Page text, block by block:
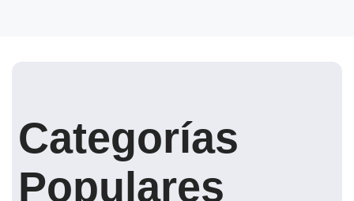
Categorías
Populares